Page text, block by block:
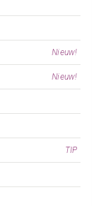
Nieuw!
Nieuw!
TIP